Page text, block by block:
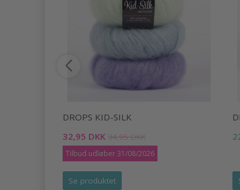
DROPS KID-SILK
32,95 DKK 34,95 DKK
Tilbud udløber 31/08/2026
Se produktet